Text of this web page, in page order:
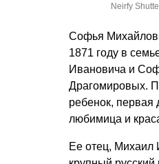
Neirfy
Софья
1871 году в
Ивановича и
Драгомировых.
ребенок, первая
любимица и
Ее отец,